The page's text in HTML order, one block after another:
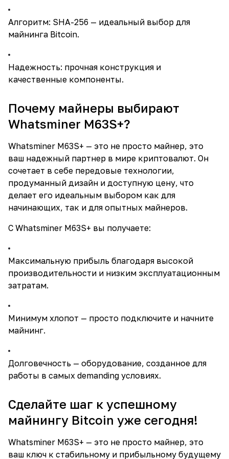
Алгоритм: SHA-256 — идеальный выбор для
майнинга Bitcoin.
Надежность: прочная конструкция и
качественные компоненты.
Почему майнеры выбирают
Whatsminer M63S+?
Whatsminer M63S+ — это не просто майнер, это
ваш надежный партнер в мире криптовалют. Он
сочетает в себе передовые технологии,
продуманный дизайн и доступную цену, что
делает его идеальным выбором как для
начинающих, так и для опытных майнеров.
С Whatsminer M63S+ вы получаете:
Максимальную прибыль благодаря высокой
производительности и низким эксплуатационным
затратам.
Минимум хлопот — просто подключите и начните
майнинг.
Долговечность — оборудование, созданное для
работы в самых demanding условиях.
Сделайте шаг к успешному
майнингу Bitcoin уже сегодня!
Whatsminer M63S+ — это не просто майнер, это
ваш ключ к стабильному и прибыльному будущему